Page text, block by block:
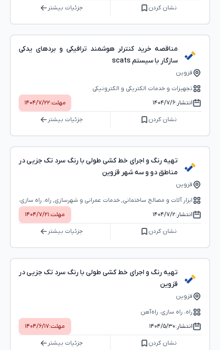
نشان کردن جزئیات بیشتر
مناقصه خرید کنترلر هوشمند ترافیکی و بردهای یدکی
سازگار با سیستم scats
قزوین
تجهیزات و خدمات الکتریکی و الکترونیکی
انتشار:۱۴۰۴/۷/۶ مهلت:۱۴۰۴/۷/۲۲
نشان کردن جزئیات بیشتر
تهیه رنگ و اجرای خط کشی طولی با رنگ سرد تک جزیی در
مناطق دو و سه شهر قزوین
قزوین
ابزار آلات و مصالح ساختمانی, خدمات عمرانی و شهرسازی, راه، راه‌ سازی،
راه‌آهن
انتشار:۱۴۰۴/۷/۲ مهلت:۱۴۰۴/۷/۲۱
نشان کردن جزئیات بیشتر
تهیه رنگ و اجرای خط کشی طولی با رنگ سرد تک جزیی در
قزوین
قزوین
راه، راه‌ سازی، راه‌آهن
انتشار:۱۴۰۴/۵/۳۰ مهلت:۱۴۰۴/۶/۱۷
نشان کردن جزئیات بیشتر